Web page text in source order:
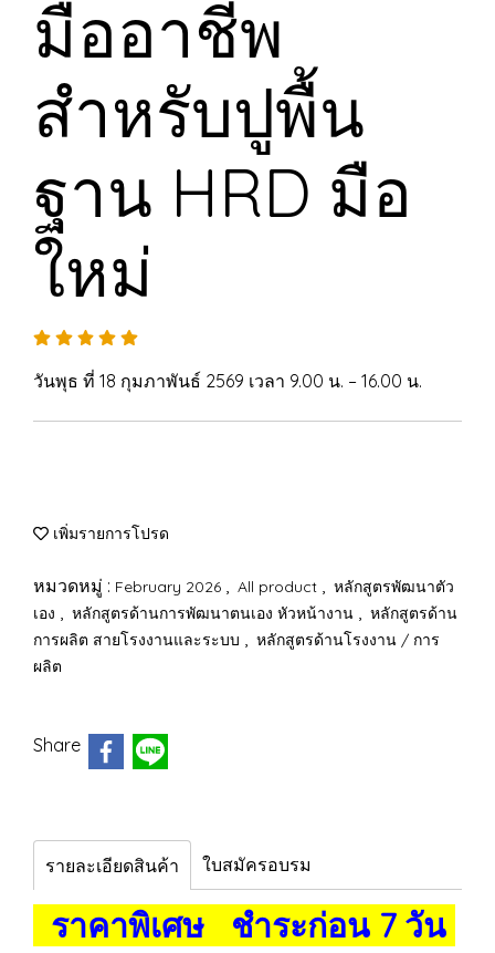
มืออาชีพ
สำหรับปูพื้น
ฐาน HRD มือ
ใหม่
วันพุธ ที่ 18 กุมภาพันธ์ 2569 เวลา 9.00 น. – 16.00 น.
เพิ่มรายการโปรด
หมวดหมู่ : February 2026 , All product , หลักสูตรพัฒนาตัว
เอง , หลักสูตรด้านการพัฒนาตนเอง หัวหน้างาน , หลักสูตรด้าน
การผลิต สายโรงงานและระบบ , หลักสูตรด้านโรงงาน / การ
ผลิต
Share
รายละเอียดสินค้า ใบสมัครอบรม
ราคาพิเศษ ชำระก่อน 7 วัน